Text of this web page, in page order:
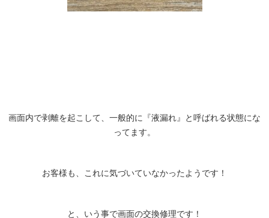
画面内で剥離を起こして、一般的に『液漏れ』と呼ばれる状態にな
ってます。
お客様も、これに気づいていなかったようです！
と、いう事で画面の交換修理です！